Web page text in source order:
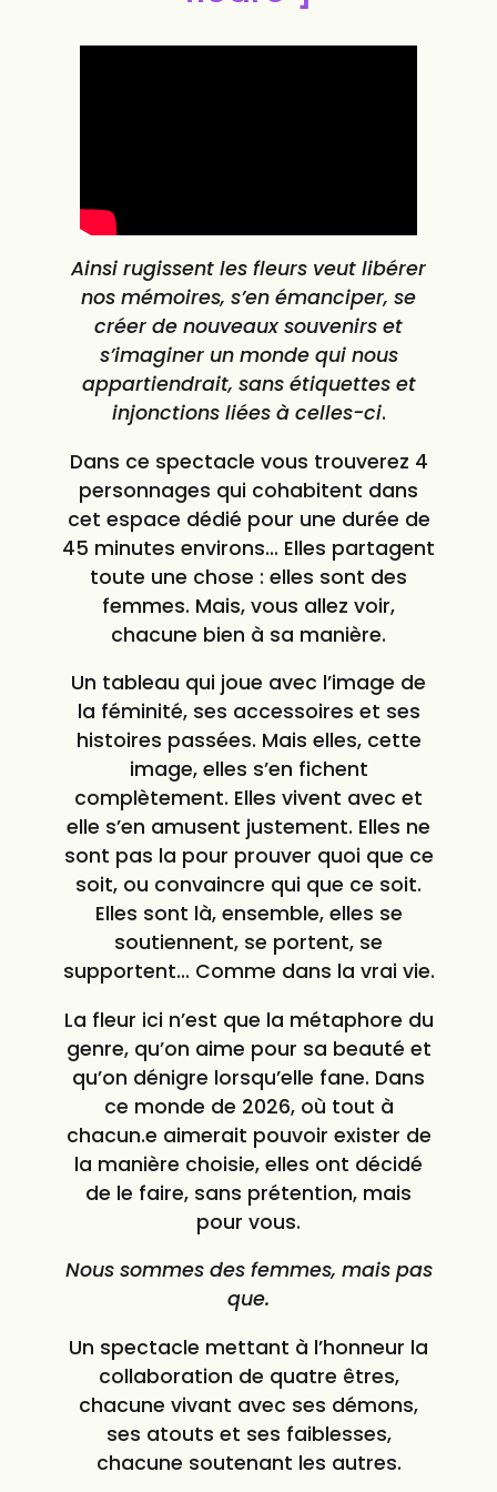
Ainsi rugissent les fleurs veut libérer
nos mémoires, s’en émanciper, se
créer de nouveaux souvenirs et
s’imaginer un monde qui nous
appartiendrait, sans étiquettes et
injonctions liées à celles-ci.
Dans ce spectacle vous trouverez 4
personnages qui cohabitent dans
cet espace dédié pour une durée de
45 minutes environs… Elles partagent
toute une chose : elles sont des
femmes. Mais, vous allez voir,
chacune bien à sa manière.
Un tableau qui joue avec l’image de
la féminité, ses accessoires et ses
histoires passées. Mais elles, cette
image, elles s’en fichent
complètement. Elles vivent avec et
elle s’en amusent justement. Elles ne
sont pas la pour prouver quoi que ce
soit, ou convaincre qui que ce soit.
Elles sont là, ensemble, elles se
soutiennent, se portent, se
supportent… Comme dans la vrai vie.
La fleur ici n’est que la métaphore du
genre, qu’on aime pour sa beauté et
qu’on dénigre lorsqu’elle fane. Dans
ce monde de 2026, où tout à
chacun.e aimerait pouvoir exister de
la manière choisie, elles ont décidé
de le faire, sans prétention, mais
pour vous.
Nous sommes des femmes, mais pas
que.
Un spectacle mettant à l’honneur la
collaboration de quatre êtres,
chacune vivant avec ses démons,
ses atouts et ses faiblesses,
chacune soutenant les autres.